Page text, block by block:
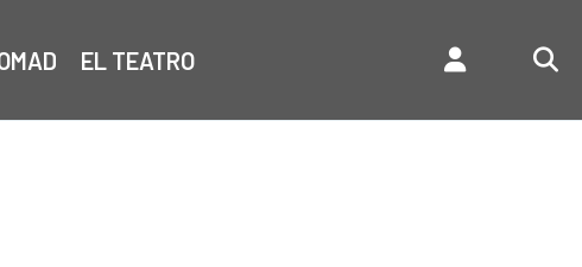
EL TEATRO